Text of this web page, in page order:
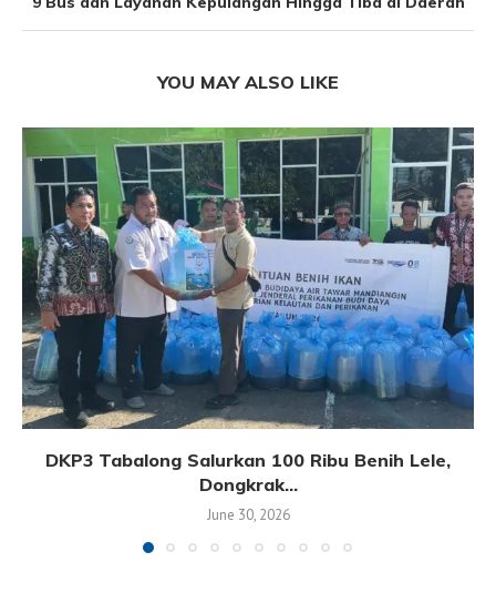
YOU MAY ALSO LIKE
DKP3 Tabalong Salurkan 100 Ribu Benih Lele,
Dongkrak...
June 30, 2026